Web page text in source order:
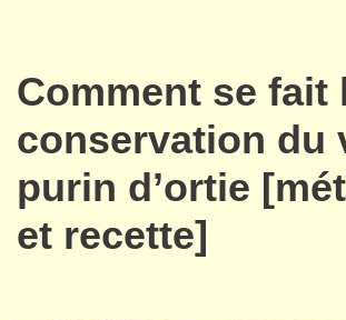
Comment se fait
conservation du
purin d’ortie
et recette]